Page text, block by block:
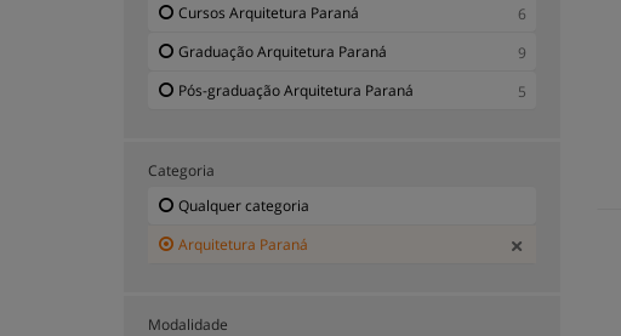
Cursos Arquitetura Paraná
6
Graduação Arquitetura Paraná
9
Pós-graduação Arquitetura Paraná
5
Categoria
Qualquer categoria
Arquitetura Paraná
Modalidade